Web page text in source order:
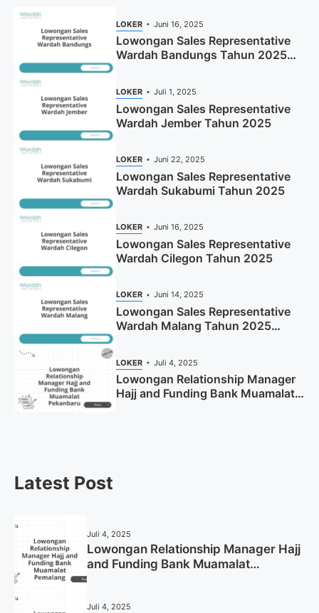
LOKER Juni 16, 2025
Lowongan Sales Representative
Wardah Bandungs Tahun 2025
LOKER Juli 1, 2025
Lowongan Sales Representative
Wardah Jember Tahun 2025
LOKER Juni 22, 2025
Lowongan Sales Representative
Wardah Sukabumi Tahun 2025
LOKER Juni 16, 2025
Lowongan Sales Representative
Wardah Cilegon Tahun 2025
LOKER Juni 14, 2025
Lowongan Sales Representative
Wardah Malang Tahun 2025
LOKER Juli 4, 2025
Lowongan Relationship Manager
Hajj and Funding Bank Muamalat
Latest Post
Juli 4, 2025
Lowongan Relationship Manager Hajj
and Funding Bank Muamalat
Juli 4, 2025